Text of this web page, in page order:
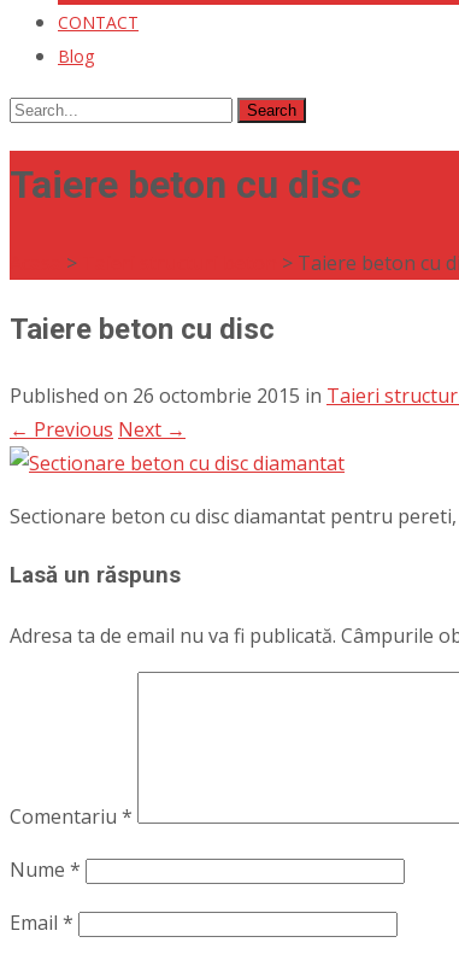
CONTACT
Blog
Search
Taiere beton cu disc
> > Taiere beton cu
Taiere beton cu disc
Published on 26 octombrie 2015 in Taieri
← Previous Next →
Sectionare beton cu disc diamantat pentru
Lasă un răspuns
Adresa ta de email nu va fi publicată. Câmpurile
Comentariu *
Nume *
Email *